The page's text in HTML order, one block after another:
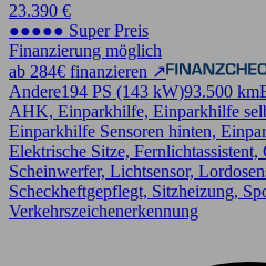
23.390 €
●●●●● Super Preis
Finanzierung möglich
ab 284€ finanzieren ↗
Andere194 PS (143 kW)93.500 km
AHK, Einparkhilfe, Einparkhilfe
Einparkhilfe Sensoren hinten,
Elektrische Sitze,
Scheinwerfer, Lichtsensor,
Scheckheftgepflegt, Sitzheizung,
Verkehrszeichenerkennung